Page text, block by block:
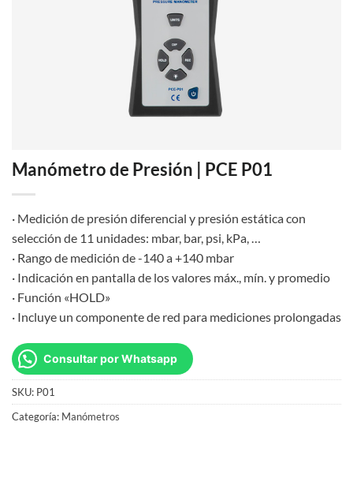
Manómetro de Presión | PCE P01
· Medición de presión diferencial y presión estática con
selección de 11 unidades: mbar, bar, psi, kPa, …
· Rango de medición de -140 a +140 mbar
· Indicación en pantalla de los valores máx., mín. y promedio
· Función «HOLD»
· Incluye un componente de red para mediciones prolongadas
Consultar por Whatsapp
SKU: P01
Categoría: Manómetros